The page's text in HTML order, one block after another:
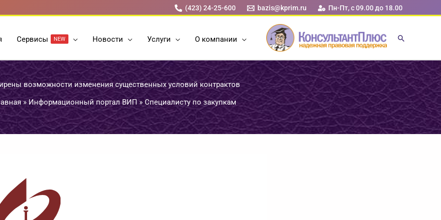
(423) 24-25-600 bazis@kprim.ru Пн-Пт, с 09.00 до 18.00
Cервисы NEW Новости Услуги О компании
возможности изменения существенных условий контрактов
»Информационный портал ВИП » Специалисту по закупкам